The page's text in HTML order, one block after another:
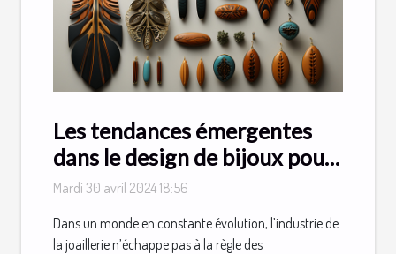
Les tendances émergentes
dans le design de bijoux pour
2024
Mardi 30 avril 2024 18:56
Dans un monde en constante évolution, l’industrie de
la joaillerie n’échappe pas à la règle des